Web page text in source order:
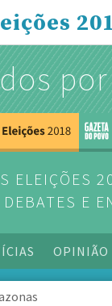
ELEIÇÕES
E
OPINIÃO